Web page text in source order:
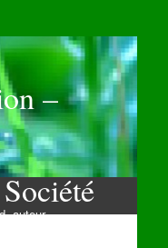
–
auteur